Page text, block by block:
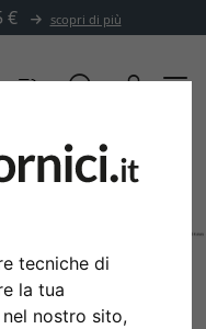
tecniche di
la tua
nostro sito,
€ scopri di più